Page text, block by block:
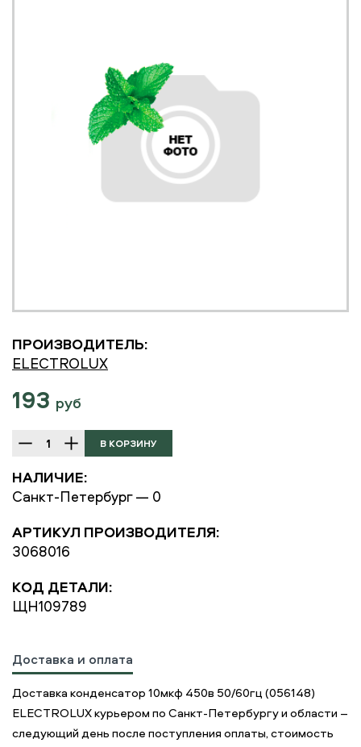
ПРОИЗВОДИТЕЛЬ:
ELECTROLUX
193 руб
НАЛИЧИЕ:
Санкт-Петербург — 0
АРТИКУЛ ПРОИЗВОДИТЕЛЯ:
3068016
КОД ДЕТАЛИ:
ЩН109789
Доставка и оплата
Доставка конденсатор 10мкф 450в 50/60гц (056148)
ELECTROLUX курьером по Санкт-Петербургу и области –
следующий день после поступления оплаты, стоимость